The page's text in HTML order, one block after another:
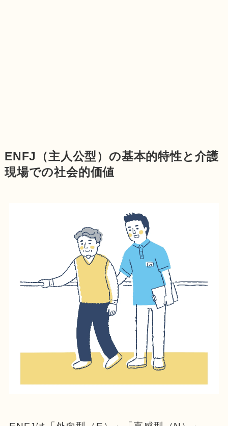
ENFJ（主人公型）の基本的特性と介護
現場での社会的価値